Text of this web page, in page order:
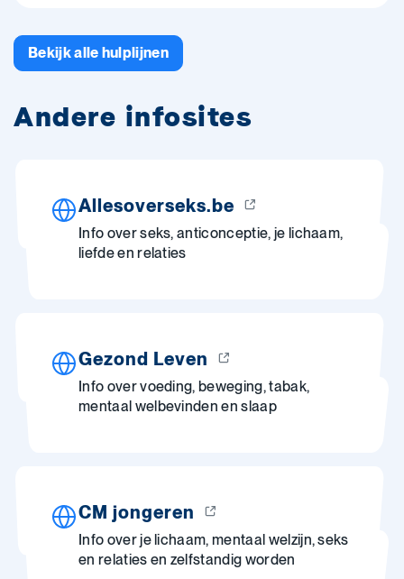
Bekijk alle hulplijnen
Andere infosites
Allesoverseks.be
Info over seks, anticonceptie, je lichaam,
liefde en relaties
Gezond Leven
Info over voeding, beweging, tabak,
mentaal welbevinden en slaap
CM jongeren
Info over je lichaam, mentaal welzijn, seks
en relaties en zelfstandig worden